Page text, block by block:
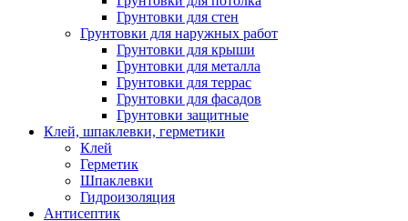
Грунтовки для стен
Грунтовки для наружных работ
Грунтовки для крыши
Грунтовки для металла
Грунтовки для террас
Грунтовки для фасадов
Грунтовки защитные
Клей, шпаклевки, герметики
Клей
Герметик
Шпаклевки
Гидроизоляция
Антисептик